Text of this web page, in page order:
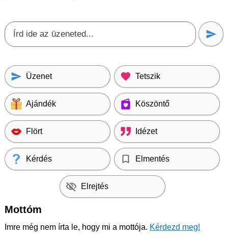
Üzenet Tetszik
Ajándék Köszöntő
Flört Idézet
Kérdés Elmentés
Elrejtés
Mottóm
Imre még nem írta le, hogy mi a mottója. Kérdezd meg!